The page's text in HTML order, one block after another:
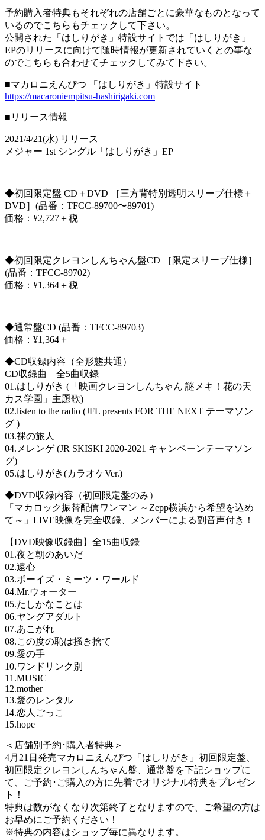
予約購入者特典もそれぞれの店舗ごとに豪華なものとなって
いるのでこちらもチェックして下さい。
公開された「はしりがき」特設サイトでは「はしりがき」
EPのリリースに向けて随時情報が更新されていくとの事な
のでこちらも合わせてチェックしてみて下さい。
■マカロニえんぴつ 「はしりがき」特設サイト
https://macaroniempitsu-hashirigaki.com
■リリース情報
2021/4/21(水) リリース
メジャー 1st シングル「はしりがき」EP
◆初回限定盤 CD＋DVD ［三方背特別透明スリーブ仕様＋
DVD］(品番：TFCC-89700〜89701)
価格：¥2,727＋税
◆初回限定クレヨンしんちゃん盤CD ［限定スリーブ仕様］
(品番：TFCC-89702)
価格：¥1,364＋税
◆通常盤CD (品番：TFCC-89703)
価格：¥1,364＋
◆CD収録内容（全形態共通）
CD収録曲 全5曲収録
01.はしりがき (「映画クレヨンしんちゃん 謎メキ！花の天
カス学園」主題歌)
02.listen to the radio (JFL presents FOR THE NEXT テーマソン
グ )
03.裸の旅人
04.メレンゲ (JR SKISKI 2020-2021 キャンペーンテーマソン
グ)
05.はしりがき(カラオケVer.)
◆DVD収録内容（初回限定盤のみ）
「マカロック振替配信ワンマン ～Zepp横浜から希望を込め
て～」LIVE映像を完全収録、メンバーによる副音声付き！
【DVD映像収録曲】全15曲収録
01.夜と朝のあいだ
02.遠心
03.ボーイズ・ミーツ・ワールド
04.Mr.ウォーター
05.たしかなことは
06.ヤングアダルト
07.あこがれ
08.この度の恥は掻き捨て
09.愛の手
10.ワンドリンク別
11.MUSIC
12.mother
13.愛のレンタル
14.恋人ごっこ
15.hope
＜店舗別予約･購入者特典＞
4月21日発売マカロニえんぴつ「はしりがき」初回限定盤、
初回限定クレヨンしんちゃん盤、通常盤を下記ショップに
て、ご予約･ご購入の方に先着でオリジナル特典をプレゼン
ト！
特典は数がなくなり次第終了となりますので、ご希望の方は
お早めにご予約ください！
※特典の内容はショップ毎に異なります。